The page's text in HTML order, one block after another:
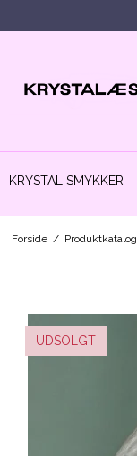
KRYSTAL SMYKKER
Forside / Produktkatalog
UDSOLGT